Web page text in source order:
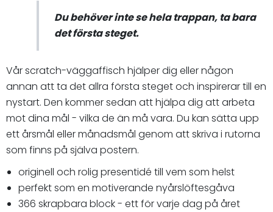
Du behöver inte se hela trappan, ta bara
det första steget.
Vår scratch-väggaffisch hjälper dig eller någon
annan att ta det allra första steget och inspirerar till en
nystart. Den kommer sedan att hjälpa dig att arbeta
mot dina mål - vilka de än må vara. Du kan sätta upp
ett årsmål eller månadsmål genom att skriva i rutorna
som finns på själva postern.
originell och rolig presentidé till vem som helst
perfekt som en motiverande nyårslöftesgåva
366 skrapbara block - ett för varje dag på året